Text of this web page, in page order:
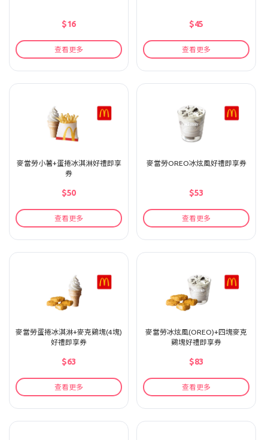
$16
查看更多
$45
查看更多
麥當勞小薯+蛋捲冰淇淋好禮即享
券
$50
查看更多
麥當勞OREO冰炫風好禮即享券
$53
查看更多
麥當勞蛋捲冰淇淋+麥克鷄塊(4塊)
好禮即享券
$63
查看更多
麥當勞冰炫風(OREO)+四塊麥克
鷄塊好禮即享券
$83
查看更多